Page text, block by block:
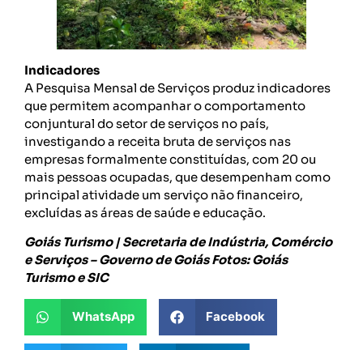
Indicadores
A Pesquisa Mensal de Serviços produz indicadores
que permitem acompanhar o comportamento
conjuntural do setor de serviços no país,
investigando a receita bruta de serviços nas
empresas formalmente constituídas, com 20 ou
mais pessoas ocupadas, que desempenham como
principal atividade um serviço não financeiro,
excluídas as áreas de saúde e educação.
Goiás Turismo | Secretaria de Indústria, Comércio
e Serviços – Governo de Goiás Fotos: Goiás
Turismo e SIC
WhatsApp Facebook